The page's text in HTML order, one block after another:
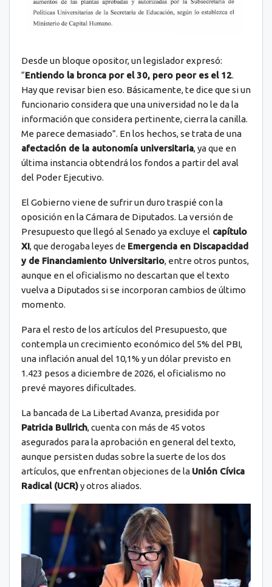
Desde un bloque opositor, un legislador expresó:
“Entiendo la bronca por el 30, pero peor es el 12.
Hay que revisar bien eso. Básicamente, te dice que si un
funcionario considera que una universidad no le da la
información que considera pertinente, cierra la canilla.
Me parece demasiado”. En los hechos, se trata de una
afectación de la autonomía universitaria, ya que en
última instancia obtendrá los fondos a partir del aval
del Poder Ejecutivo.
El Gobierno viene de sufrir un duro traspié con la
oposición en la Cámara de Diputados. La versión de
Presupuesto que llegó al Senado ya excluye el capítulo
XI, que derogaba leyes de Emergencia en Discapacidad
y de Financiamiento Universitario, entre otros puntos,
aunque en el oficialismo no descartan que el texto
vuelva a Diputados si se incorporan cambios de último
momento.
Para el resto de los artículos del Presupuesto, que
contempla un crecimiento económico del 5% del PBI,
una inflación anual del 10,1% y un dólar previsto en
1.423 pesos a diciembre de 2026, el oficialismo no
prevé mayores dificultades.
La bancada de La Libertad Avanza, presidida por
Patricia Bullrich, cuenta con más de 45 votos
asegurados para la aprobación en general del texto,
aunque persisten dudas sobre la suerte de los dos
artículos, que enfrentan objeciones de la Unión Cívica
Radical (UCR)y otros aliados.